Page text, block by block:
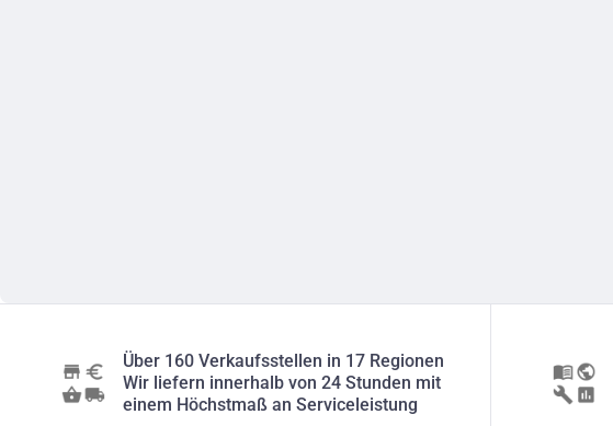
Über 160 Verkaufsstellen in 17 Regionen
Wir liefern innerhalb von 24 Stunden mit
einem Höchstmaß an Serviceleistung